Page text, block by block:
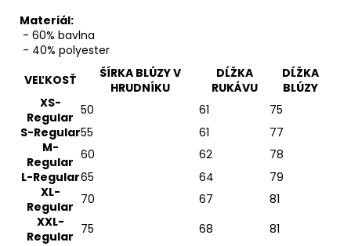
Materiál:
- 60% bavlna
- 40% polyester
VEĽKOSŤ
ŠÍRKA BLÚZY V
HRUDNÍKU
DĹŽKA
RUKÁVU
DĹŽKA
BLÚZY
XS-
Regular 50 61
75
S-Regular55 61
77
M-
Regular 60 62
78
L-Regular65 64
79
XL-
Regular 70 67
81
XXL-
Regular 75 68 81